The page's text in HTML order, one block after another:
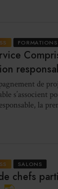
FORMATIONS
de
s’associent
la
SALONS
chefs